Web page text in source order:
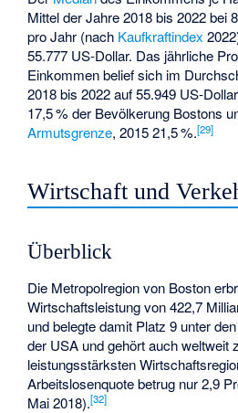
Mittel der Jahre 2018 bis 2022 bei
pro Jahr (nach Kaufkraftindex
55.777 US-Dollar. Das jährliche
Einkommen belief sich im
2018 bis 2022 auf 55.949 US-
17,5% der Bevölkerung Bostons
Armutsgrenze, 2015 21,5%.[29]
Wirtschaft und
Überblick
Die Metropolregion von Boston
Wirtschaftsleistung von 422,7
und belegte damit Platz 9 unter
der USA und gehört auch weltweit
leistungsstärksten
Arbeitslosenquote betrug nur 2,9
Mai 2018).[32]